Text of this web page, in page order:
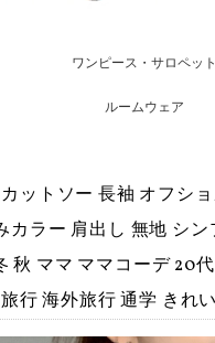
ワンピース・サロペット
ルームウェア
ットソー 長袖 オフシ
ラー 肩出し 無地 シ
秋 ママ ママコーデ 20
行 海外旅行 通学 きれ